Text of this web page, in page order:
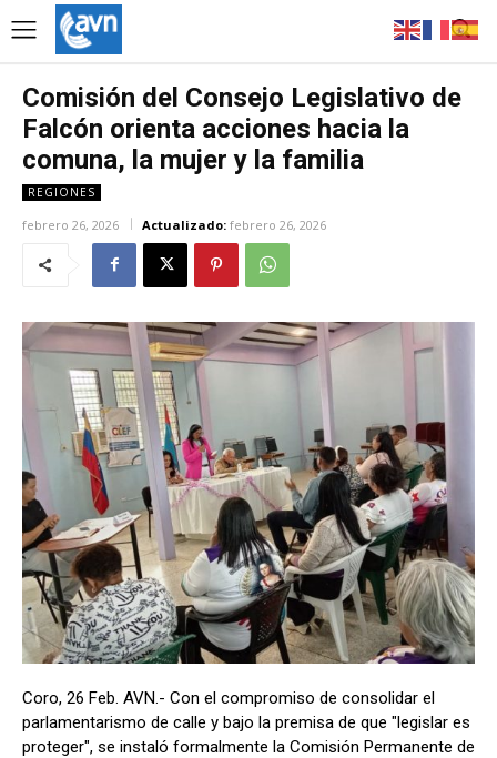
Comisión del Consejo Legislativo de
Falcón orienta acciones hacia la
comuna, la mujer y la familia
REGIONES
febrero 26, 2026 Actualizado: febrero 26, 2026
Coro, 26 Feb. AVN.- Con el compromiso de consolidar el
parlamentarismo de calle y bajo la premisa de que "legislar es
proteger", se instaló formalmente la Comisión Permanente de